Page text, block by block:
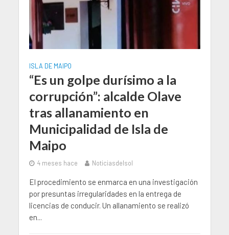
ISLA DE MAIPO
“Es un golpe durísimo a la
corrupción”: alcalde Olave
tras allanamiento en
Municipalidad de Isla de
Maipo
4 meses hace Noticiasdelsol
El procedimiento se enmarca en una investigación
por presuntas irregularidades en la entrega de
licencias de conducir. Un allanamiento se realizó
en...